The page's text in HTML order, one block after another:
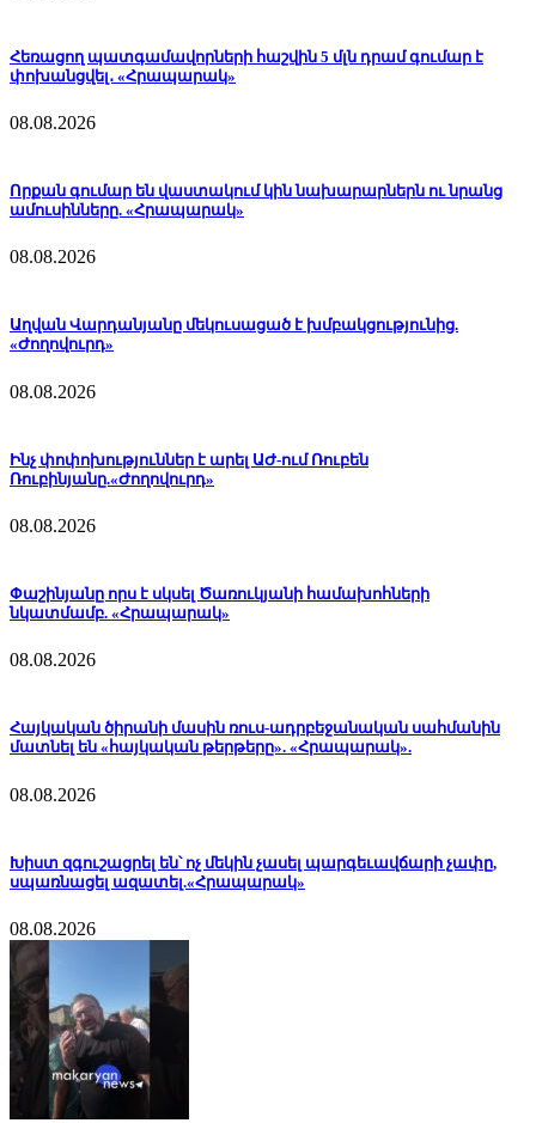
Հեռացող պատգամավորների հաշվին 5 մլն դրամ գումար է
փոխանցվել․ «Հրապարակ»
08.08.2026
Որքան գումար են վաստակում կին նախարարներն ու նրանց
ամուսինները. «Հրապարակ»
08.08.2026
Աղվան Վարդանյանը մեկուսացած է խմբակցությունից.
«Ժողովուրդ»
08.08.2026
Ինչ փոփոխություններ է արել ԱԺ-ում Ռուբեն
Ռուբինյանը.«Ժողովուրդ»
08.08.2026
Փաշինյանը որս է սկսել Ծառուկյանի համախոհների
նկատմամբ. «Հրապարակ»
08.08.2026
Հայկական ծիրանի մասին ռուս-ադրբեջանական սահմանին
մատնել են «հայկական թերթերը». «Հրապարակ».
08.08.2026
Խիստ զգուշացրել են՝ ոչ մեկին չասել պարգեւավճարի չափը,
սպառնացել ազատել.«Հրապարակ»
08.08.2026